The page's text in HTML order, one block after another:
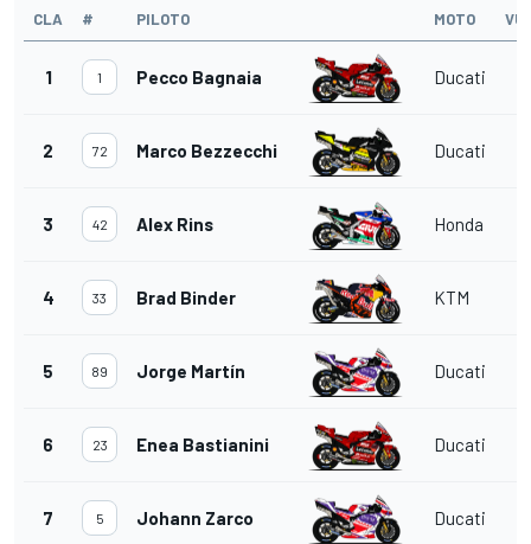
CLA # PILOTO MOTO
1 1 Pecco Bagnaia Ducati
2 72 Marco Bezzecchi Ducati
3 42 Alex Rins Honda
4 33 Brad Binder KTM
5 89 Jorge Martín Ducati
6 23 Enea Bastianini Ducati
7 5 Johann Zarco Ducati